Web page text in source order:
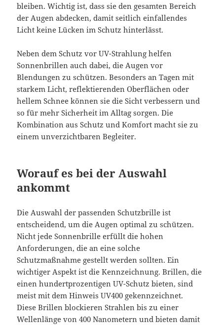
bleiben. Wichtig ist, dass sie den gesamten Bereich
der Augen abdecken, damit seitlich einfallendes
Licht keine Lücken im Schutz hinterlässt.
Neben dem Schutz vor UV-Strahlung helfen
Sonnenbrillen auch dabei, die Augen vor
Blendungen zu schützen. Besonders an Tagen mit
starkem Licht, reflektierenden Oberflächen oder
hellem Schnee können sie die Sicht verbessern und
so für mehr Sicherheit im Alltag sorgen. Die
Kombination aus Schutz und Komfort macht sie zu
einem unverzichtbaren Begleiter.
Worauf es bei der Auswahl
ankommt
Die Auswahl der passenden Schutzbrille ist
entscheidend, um die Augen optimal zu schützen.
Nicht jede Sonnenbrille erfüllt die hohen
Anforderungen, die an eine solche
Schutzmaßnahme gestellt werden sollten. Ein
wichtiger Aspekt ist die Kennzeichnung. Brillen, die
einen hundertprozentigen UV-Schutz bieten, sind
meist mit dem Hinweis UV400 gekennzeichnet.
Diese Brillen blockieren Strahlen bis zu einer
Wellenlänge von 400 Nanometern und bieten damit